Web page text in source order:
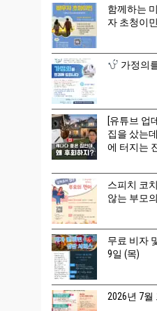
함께하는
자 초청이민
가정의
[유튜브 업
집을 샀는
에 터지는
스피치 코
않는 부모
무료 비자
9일 (목)
2026년 7월